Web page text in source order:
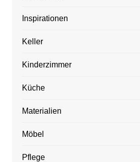
Inspirationen
Keller
Kinderzimmer
Küche
Materialien
Möbel
Pflege